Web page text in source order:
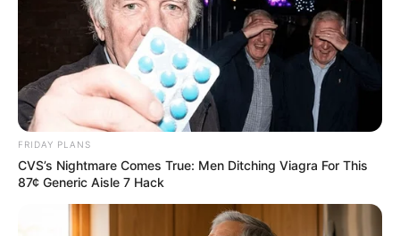
FRIDAY PLANS
CVS’s Nightmare Comes True: Men Ditching Viagra For This
87¢ Generic Aisle 7 Hack